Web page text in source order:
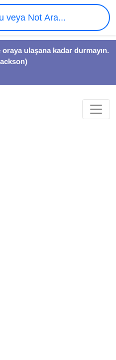
ulaşana kadar durmayın.
veya Not Ara...